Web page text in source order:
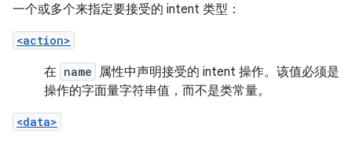
一个或多个来指定要接受的 intent 类型：
<action>
在 name
属性中声明接受的 intent 操作。该值必须是
操作的字面量字符串值，而不是类常量。
<data>